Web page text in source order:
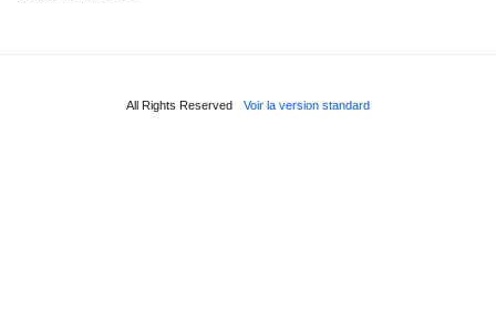
All Rights Reserved Voir la version standard